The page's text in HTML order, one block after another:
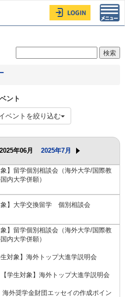
ント
ベントを絞り込む
年06月 2025年7月
象】留学個別相談会（海外大学/国際教
内大学併願）
象】大学交換留学 個別相談会
象】留学個別相談会（海外大学/国際教
内大学併願）
対象】海外トップ大進学説明会
学生対象】海外トップ大進学説明会
外奨学金財団エッセイの作成ポイン